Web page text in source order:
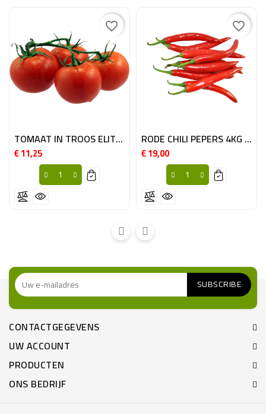
TOMAAT IN TROOS ELITE 5KG BE
€ 11,25Prijs
favorite_border
RODE CHILI PEPERS 4KG MRC
€ 19,00Prijs
favorite_border
CONTACTGEGEVENS
UW ACCOUNT
PRODUCTEN
ONS BEDRIJF